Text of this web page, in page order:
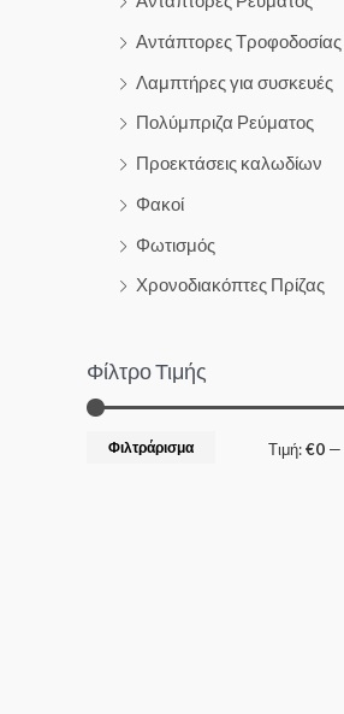
Αντάπτορες Τροφοδοσίας
Λαμπτήρες για συσκευές
Πολύμπριζα Ρεύματος
Προεκτάσεις καλωδίων
Φακοί
Φωτισμός
Χρονοδιακόπτες Πρίζας
Φίλτρο Τιμής
Φιλτράρισμα Τιμή:€0 —